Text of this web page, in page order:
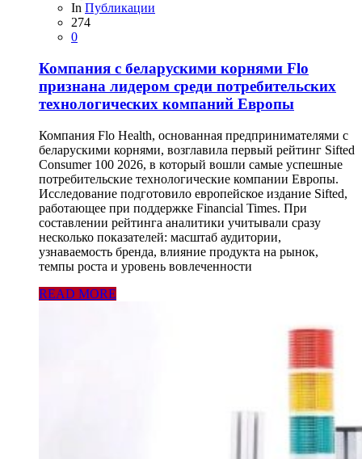
In Публикации
274
0
Компания с беларускими корнями Flo
признана лидером среди потребительских
технологических компаний Европы
Компания Flo Health, основанная предпринимателями с
беларускими корнями, возглавила первый рейтинг Sifted
Consumer 100 2026, в который вошли самые успешные
потребительские технологические компании Европы.
Исследование подготовило европейское издание Sifted,
работающее при поддержке Financial Times. При
составлении рейтинга аналитики учитывали сразу
несколько показателей: масштаб аудитории,
узнаваемость бренда, влияние продукта на рынок,
темпы роста и уровень вовлеченности
READ MORE